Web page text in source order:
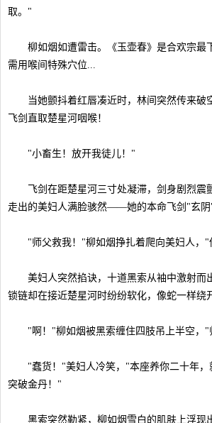
取。"
柳如烟如遭雷击。《玉壶春》是合欢宗最
需用喉间特殊穴位...
当她颤抖着红唇凑近时，林间突然传来破
飞剑直取楚星河咽喉！
"小畜生！放开我徒儿！"
飞剑在距楚星河三寸处凝滞，剑身剧烈震
走出的美妇人满脸骇然——她的本命飞剑"玄阴"
"师父救我！"柳如烟挣扎着爬向美妇人，"
美妇人突然掐诀，十道黑索从袖中激射而
锁链却在接近楚星河时纷纷软化，像蛇一样绕
"啊！"柳如烟被黑索缠住四肢吊上半空，"
"蠢货！"美妇人冷笑，"本座养你二十年，
突破金丹！"
黑索突然勒紧，柳如烟雪白的肌肤上浮现